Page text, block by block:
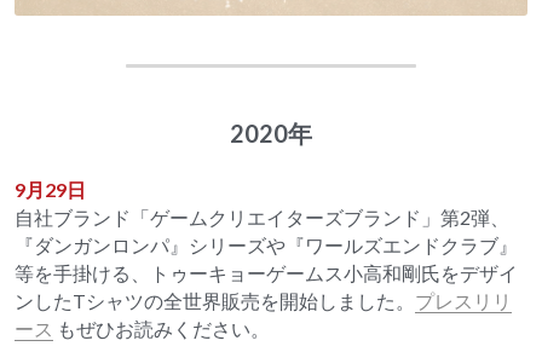
2020年
9月29日
自社ブランド「ゲームクリエイターズブランド」第2弾、
『ダンガンロンパ』シリーズや『ワールズエンドクラブ』
等を手掛ける、トゥーキョーゲームス小高和剛氏をデザイ
ンしたTシャツの全世界販売を開始しました。 プレスリリ
ース もぜひお読みください。